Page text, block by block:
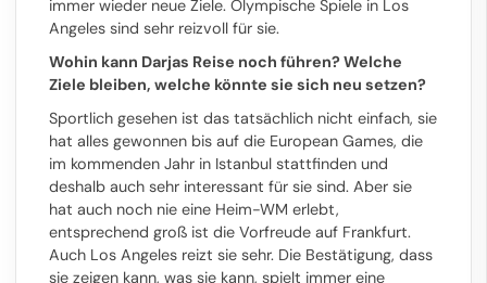
immer wieder neue Ziele. Olympische Spiele in Los
Angeles sind sehr reizvoll für sie.
Wohin kann Darjas Reise noch führen? Welche
Ziele bleiben, welche könnte sie sich neu setzen?
Sportlich gesehen ist das tatsächlich nicht einfach, sie
hat alles gewonnen bis auf die European Games, die
im kommenden Jahr in Istanbul stattfinden und
deshalb auch sehr interessant für sie sind. Aber sie
hat auch noch nie eine Heim-WM erlebt,
entsprechend groß ist die Vorfreude auf Frankfurt.
Auch Los Angeles reizt sie sehr. Die Bestätigung, dass
sie zeigen kann, was sie kann, spielt immer eine